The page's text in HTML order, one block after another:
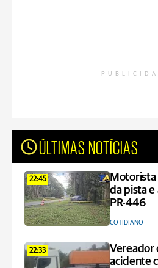
ÚLTIMAS NOTÍCIAS
22:45
Motorista
da pista
PR-446
COTIDIANO
22:33
Vereador
acidente